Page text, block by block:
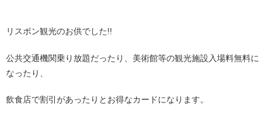
リスボン観光のお供でした!!
公共交通機関乗り放題だったり、美術館等の観光施設入場料無料に
なったり、
飲食店で割引があったりとお得なカードになります。